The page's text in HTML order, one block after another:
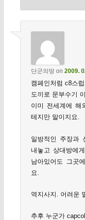
단군의땅on 2009.
캠페인처럼 c8스
도끼로 문부수기
이미 전세계에 해
테지만 말이지요.
일방적인 주장과
내놓고 상대방에
남아있어도 그곳
요.
역지사지. 어려운
추후 누군가